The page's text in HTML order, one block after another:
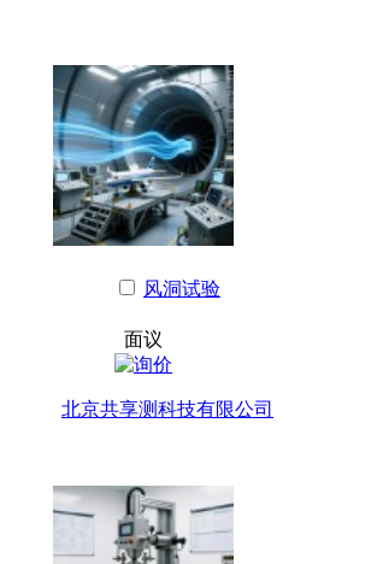
风洞试验
面议
北京共享测科技有限公司